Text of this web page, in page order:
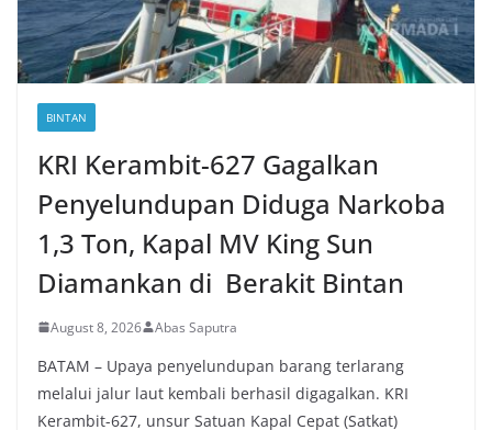
BINTAN
KRI Kerambit-627 Gagalkan
Penyelundupan Diduga Narkoba
1,3 Ton, Kapal MV King Sun
Diamankan di Berakit Bintan
August 8, 2026 Abas Saputra
BATAM – Upaya penyelundupan barang terlarang
melalui jalur laut kembali berhasil digagalkan. KRI
Kerambit-627, unsur Satuan Kapal Cepat (Satkat)